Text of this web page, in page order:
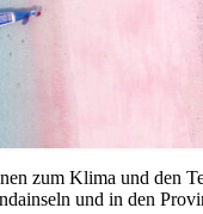
zum Klima und den
und in den